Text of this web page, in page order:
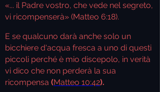
«... il Padre vostro, che vede nel segreto,
vi ricompenserà» (Matteo 6:18).
E se qualcuno darà anche solo un
bicchiere d'acqua fresca a uno di questi
piccoli perché è mio discepolo, in verità
vi dico che non perderà la sua
ricompensa (Matteo 10:42).